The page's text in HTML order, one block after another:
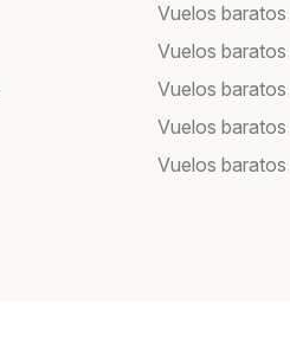
Vuelos
Vuelos
Vuelos
Vuelos
Vuelos